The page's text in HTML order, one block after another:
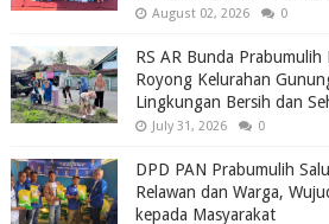
August 02, 2026 0
RS AR Bunda
Royong Kelurahan
Lingkungan Bersih dan
July 31, 2026 0
DPD PAN Prabumulih
Relawan dan Warga,
kepada Masyarakat